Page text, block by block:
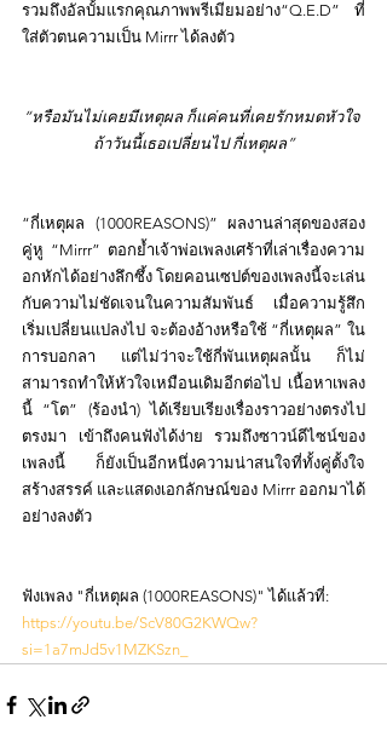
รวมถึงอัลบั้มแรกคุณภาพพรีเมียมอย่าง“Q.E.D” ที่
ใส่ตัวตนความเป็น Mirrr ได้ลงตัว
“หรือมันไม่เคยมีเหตุผล ก็แค่คนที่เคยรักหมดหัวใจ
ถ้าวันนี้เธอเปลี่ยนไป กี่เหตุผล”
“กี่เหตุผล (1000REASONS)” ผลงานล่าสุดของสอง
คู่หู “Mirrr” ตอกย้ำเจ้าพ่อเพลงเศร้าที่เล่าเรื่องความ
อกหักได้อย่างลึกซึ้ง โดยคอนเซปต์ของเพลงนี้จะเล่น
กับความไม่ชัดเจนในความสัมพันธ์ เมื่อความรู้สึก
เริ่มเปลี่ยนแปลงไป จะต้องอ้างหรือใช้ “กี่เหตุผล” ใน
การบอกลา แต่ไม่ว่าจะใช้กี่พันเหตุผลนั้น ก็ไม่
สามารถทำให้หัวใจเหมือนเดิมอีกต่อไป เนื้อหาเพลง
นี้ “โต” (ร้องนำ) ได้เรียบเรียงเรื่องราวอย่างตรงไป
ตรงมา เข้าถึงคนฟังได้ง่าย รวมถึงซาวน์ดีไซน์ของ
เพลงนี้ ก็ยังเป็นอีกหนึ่งความน่าสนใจที่ทั้งคู่ตั้งใจ
สร้างสรรค์ และแสดงเอกลักษณ์ของ Mirrr ออกมาได้
อย่างลงตัว
ฟังเพลง "กี่เหตุผล (1000REASONS)" ได้แล้วที่:
https://youtu.be/ScV80G2KWQw?
si=1a7mJd5v1MZKSzn_